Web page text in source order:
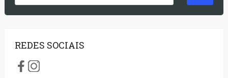
REDES SOCIAIS